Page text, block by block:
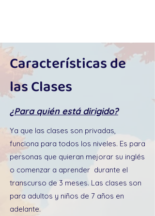
Características de
las Clases
¿Para quién está dirigido?
Ya que las clases son privadas,
funciona para todos los niveles. Es para
personas que quieran mejorar su inglés
o comenzar a aprender durante el
transcurso de 3 meses. Las clases son
para adultos y niños de 7 años en
adelante.